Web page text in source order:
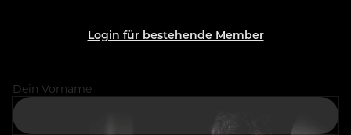
Login für bestehende Member
Dein Vorname